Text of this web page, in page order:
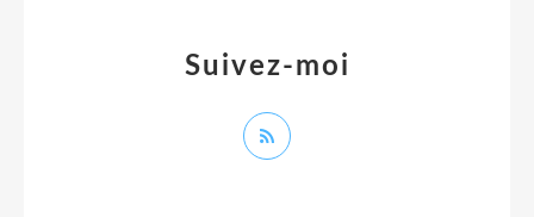
Suivez-moi